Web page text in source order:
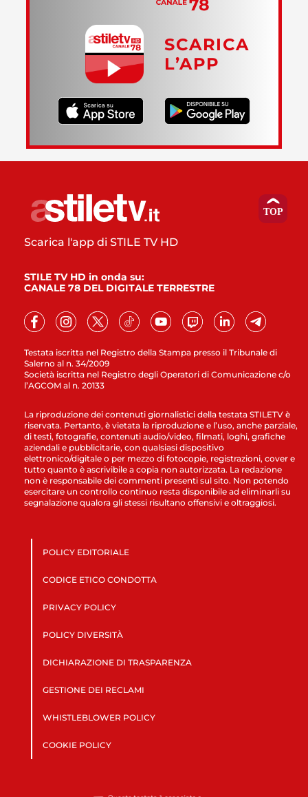
SCARICA
L’APP
Testata iscritta nel Registro della Stampa presso il Tribunale di
Salerno al n. 34/2009
Società iscritta nel Registro degli Operatori di Comunicazione c/o
l’AGCOM al n. 20133
Scarica l'app di STILE TV HD
STILE TV HD in onda su:
CANALE 78 DEL DIGITALE TERRESTRE
La riproduzione dei contenuti giornalistici della testata STILETV è
riservata. Pertanto, è vietata la riproduzione e l’uso, anche parziale,
di testi, fotografie, contenuti audio/video, filmati, loghi, grafiche
aziendali e pubblicitarie, con qualsiasi dispositivo
elettronico/digitale o per mezzo di fotocopie, registrazioni, cover e
tutto quanto è ascrivibile a copia non autorizzata. La redazione
non è responsabile dei commenti presenti sul sito. Non potendo
esercitare un controllo continuo resta disponibile ad eliminarli su
segnalazione qualora gli stessi risultano offensivi e oltraggiosi.
POLICY EDITORIALE
CODICE ETICO CONDOTTA
PRIVACY POLICY
POLICY DIVERSITÀ
DICHIARAZIONE DI TRASPARENZA
GESTIONE DEI RECLAMI
WHISTLEBLOWER POLICY
COOKIE POLICY